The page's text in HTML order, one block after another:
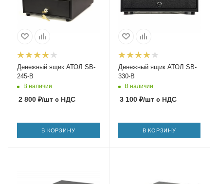
Денежный ящик АТОЛ SB-
245-B
В наличии
2 800 ₽/шт с НДС
В КОРЗИНУ
Денежный ящик АТОЛ SB-
330-B
В наличии
3 100₽/штс НДС
В КОРЗИНУ